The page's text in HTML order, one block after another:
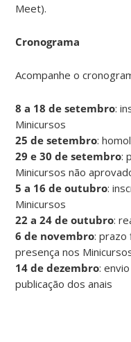
Meet).
Cronograma
Acompanhe o
8 a 18 de setembro:
Minicursos
25 de setembro:
29 e 30 de setembro:
Minicursos não
5 a 16 de outubro:
Minicursos
22 a 24 de outubro:
6 de novembro: prazo
presença nos
14 de dezembro:
publicação dos anais